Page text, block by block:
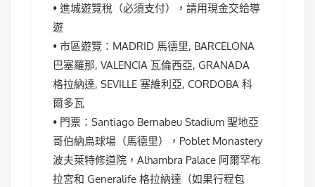
• 進城遊覽稅（必須支付），請用現金交給導
遊
• 市區遊覽：MADRID 馬德里, BARCELONA
巴塞羅那, VALENCIA 瓦倫西亞, GRANADA
格拉納達, SEVILLE 塞維利亞, CORDOBA 科
爾多瓦
• 門票：Santiago Bernabeu Stadium 聖地亞
哥伯納烏球場（馬德里），Poblet Monastery
波夫萊特修道院，Alhambra Palace 阿爾罕布
拉宮和 Generalife 格拉納達（如果行程包